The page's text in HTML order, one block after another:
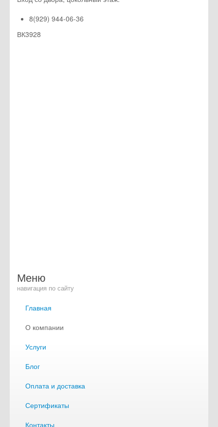
8(929) 944-06-36
ВК3928
Меню
навигация по сайту
Главная
О компании
Услуги
Блог
Оплата и доставка
Сертификаты
Контакты